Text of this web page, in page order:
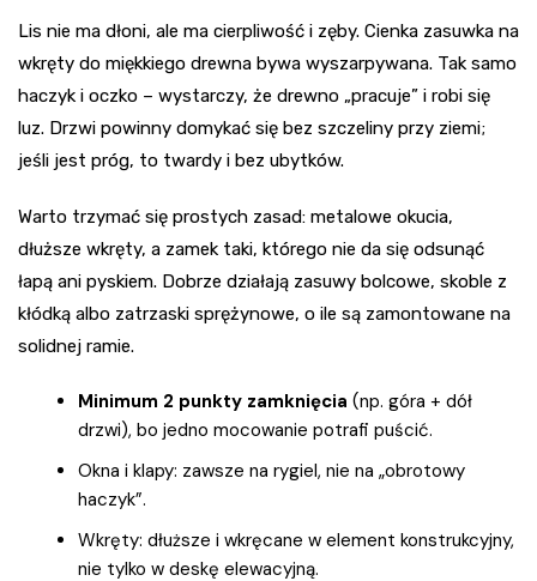
Lis nie ma dłoni, ale ma cierpliwość i zęby. Cienka zasuwka na
wkręty do miękkiego drewna bywa wyszarpywana. Tak samo
haczyk i oczko – wystarczy, że drewno „pracuje” i robi się
luz. Drzwi powinny domykać się bez szczeliny przy ziemi;
jeśli jest próg, to twardy i bez ubytków.
Warto trzymać się prostych zasad: metalowe okucia,
dłuższe wkręty, a zamek taki, którego nie da się odsunąć
łapą ani pyskiem. Dobrze działają zasuwy bolcowe, skoble z
kłódką albo zatrzaski sprężynowe, o ile są zamontowane na
solidnej ramie.
Minimum 2 punkty zamknięcia (np. góra + dół
drzwi), bo jedno mocowanie potrafi puścić.
Okna i klapy: zawsze na rygiel, nie na „obrotowy
haczyk”.
Wkręty: dłuższe i wkręcane w element konstrukcyjny,
nie tylko w deskę elewacyjną.